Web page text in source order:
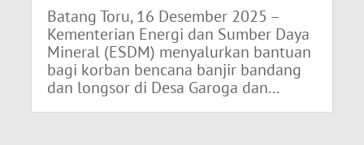
Batang Toru, 16 Desember 2025 –
Kementerian Energi dan Sumber Daya
Mineral (ESDM) menyalurkan bantuan
bagi korban bencana banjir bandang
dan longsor di Desa Garoga dan...